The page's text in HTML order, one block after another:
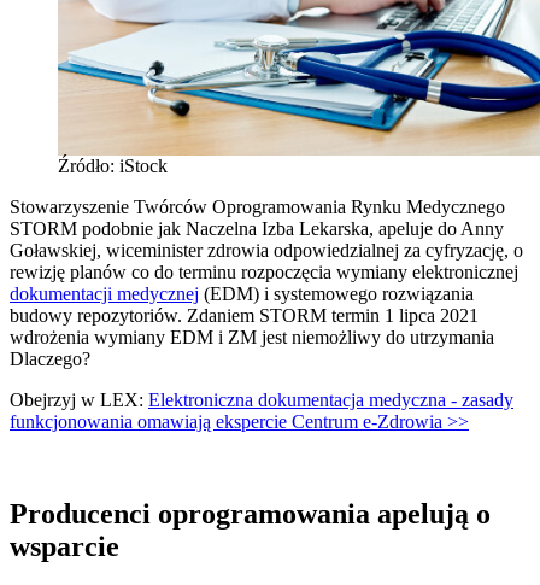
Źródło: iStock
Stowarzyszenie Twórców Oprogramowania Rynku Medycznego
STORM podobnie jak Naczelna Izba Lekarska, apeluje do Anny
Goławskiej, wiceminister zdrowia odpowiedzialnej za cyfryzację, o
rewizję planów co do terminu rozpoczęcia wymiany elektronicznej
dokumentacji medycznej (EDM) i systemowego rozwiązania
budowy repozytoriów. Zdaniem STORM termin 1 lipca 2021
wdrożenia wymiany EDM i ZM jest niemożliwy do utrzymania
Dlaczego?
Obejrzyj w LEX: Elektroniczna dokumentacja medyczna - zasady
funkcjonowania omawiają ekspercie Centrum e-Zdrowia >>
Producenci oprogramowania apelują o
wsparcie